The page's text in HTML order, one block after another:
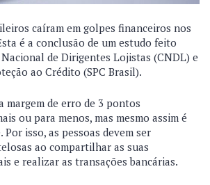
caíram em golpes financeiros nos
é a conclusão de um estudo feito
de Dirigentes Lojistas (CNDL) e
ao Crédito (SPC Brasil).
margem de erro de 3 pontos
ou para menos, mas mesmo assim é
isso, as pessoas devem ser
ao compartilhar as suas
e realizar as transações bancárias.